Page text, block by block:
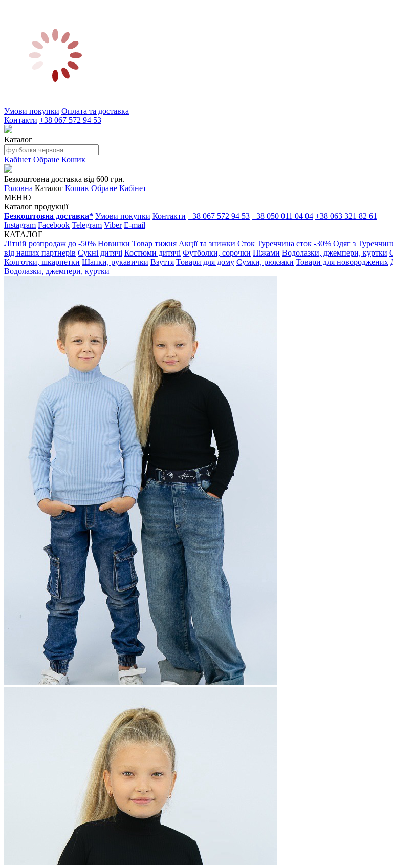
Умови покупки Оплата та доставка
Контакти +38 067 572 94 53
Каталог
Кабінет Обране Кошик
Безкоштовна доставка від 600 грн.
Головна Каталог Кошик Обране Кабінет
МЕНЮ
Каталог продукції
Безкоштовна доставка* Умови покупки Контакти +38 067 572 94 53 +38 050 011 04 04 +38 063 321 82 61
Instagram Facebook Telegram Viber E-mail
КАТАЛОГ
Літній розпродаж до -50% Новинки Товар тижня Акції та знижки Сток Туреччина сток -30% Одяг з
від наших партнерів Сукні дитячі Костюми дитячі Футболки, сорочки Піжами Водолазки, джемпери, куртки
Колготки, шкарпетки Шапки, рукавички Взуття Товари для дому Сумки, рюкзаки Товари для новороджених
Водолазки, джемпери, куртки